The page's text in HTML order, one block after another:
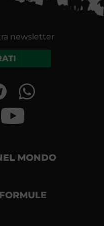
newsletter
MONDO